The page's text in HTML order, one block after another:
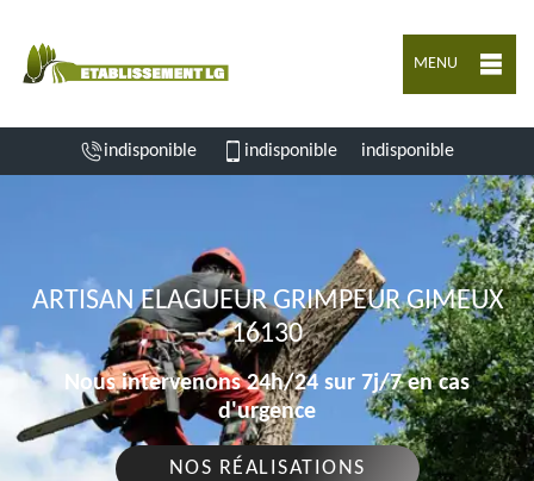
MENU
indisponible indisponible indisponible
ARTISAN ELAGUEUR GRIMPEUR GIMEUX
16130
Nous intervenons 24h/24 sur 7j/7 en cas
d'urgence
NOS RÉALISATIONS